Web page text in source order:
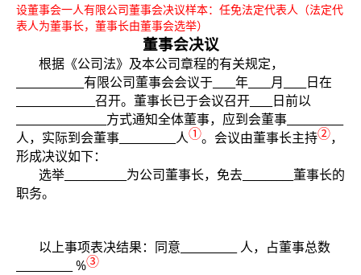
设董事会一人有限公司董事会决议样本：任免法定代表人（法定代
表人为董事长，董事长由董事会选举）
董事会决议
根据《公司法》及本公司章程的有关规定，
有限公司董事会会议于 年 月 日在
召开。董事长已于会议召开 日前以
方式通知全体董事，应到会董事
人，实际到会董事 人①。会议由董事长主持②，
形成决议如下：
选举
为公司董事长，免去
董事长的
职务。
以上事项表决结果：同意 人，占董事总数
__________ %③